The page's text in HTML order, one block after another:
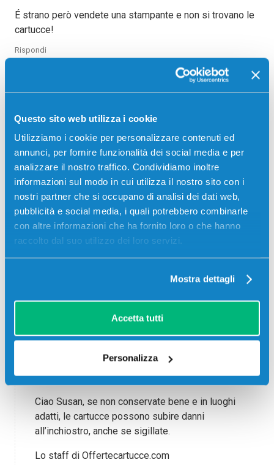
Questo sito web utilizza i cookie
Utilizziamo i cookie per personalizzare contenuti ed
annunci, per fornire funzionalità dei social media e per
analizzare il nostro traffico. Condividiamo inoltre
informazioni sul modo in cui utilizza il nostro sito con i
nostri partner che si occupano di analisi dei dati web,
pubblicità e social media, i quali potrebbero combinarle
con altre informazioni che ha fornito loro o che hanno
raccolto dal suo utilizzo dei loro servizi.
Mostra dettagli
Accetta tutti
Personalizza
É strano però vendete una stampante e non si trovano le
cartucce!
Rispondi
Ciao Alfred, ci contatti tramite l’assistenza clienti,
così da poter vedere come aiutarla a trovare le
cartucce specifiche per la tua stampante.
Rispondi
Susan
26 Dicembre 2022 11:27
ancora nuove e sigillate? Ho sostituito le vecchie e la
Redazione Offertecartucce.com
Ciao Susan, se non conservate bene e in luoghi
adatti, le cartucce possono subire danni
all’inchiostro, anche se sigillate.
Lo staff di Offertecartucce.com